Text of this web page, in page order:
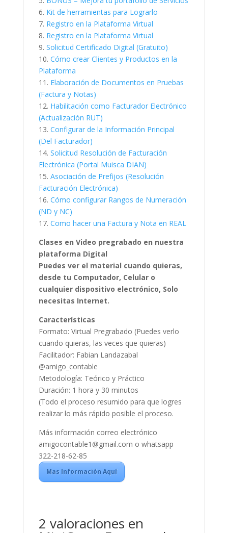
6. Kit de herramientas para Lograrlo
7. Registro en la Plataforma Virtual
8. Registro en la Plataforma Virtual
9. Solicitud Certificado Digital (Gratuito)
10. Cómo crear Clientes y Productos en la
Plataforma
11. Elaboración de Documentos en Pruebas
(Factura y Notas)
12. Habilitación como Facturador Electrónico
(Actualización RUT)
13. Configurar de la Información Principal
(Del Facturador)
14. Solicitud Resolución de Facturación
Electrónica (Portal Muisca DIAN)
15. Asociación de Prefijos (Resolución
Facturación Electrónica)
16. Cómo configurar Rangos de Numeración
(ND y NC)
17. Como hacer una Factura y Nota en REAL
Clases en Video pregrabado en nuestra
plataforma Digital
Puedes ver el material cuando quieras,
desde tu Computador, Celular o
cualquier dispositivo electrónico, Solo
necesitas Internet.
Características
Formato: Virtual Pregrabado (Puedes verlo
cuando quieras, las veces que quieras)
Facilitador: Fabian Landazabal
@amigo_contable
Metodología: Teórico y Práctico
Duración: 1 hora y 30 minutos
(Todo el proceso resumido para que logres
realizar lo más rápido posible el proceso.
Más información correo electrónico
amigocontable1@gmail.com o whatsapp
322-218-62-85
Mas Información Aquí
2 valoraciones en